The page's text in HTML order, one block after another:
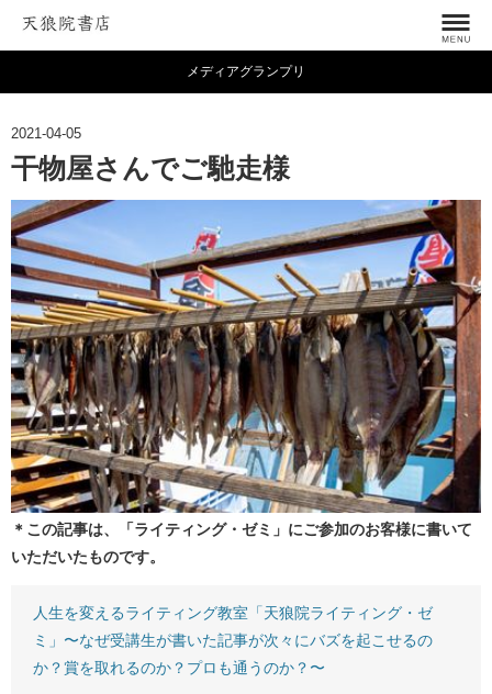
メディアグランプリ
2021-04-05
干物屋さんでご馳走様
＊この記事は、「ライティング・ゼミ」にご参加のお客様に書いて
いただいたものです。
人生を変えるライティング教室「天狼院ライティング・ゼ
ミ」〜なぜ受講生が書いた記事が次々にバズを起こせるの
か？賞を取れるのか？プロも通うのか？〜